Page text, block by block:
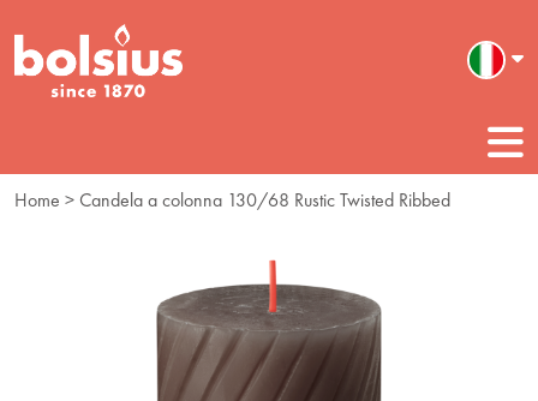
Home > Candela a colonna 130/68 Rustic Twisted Ribbed